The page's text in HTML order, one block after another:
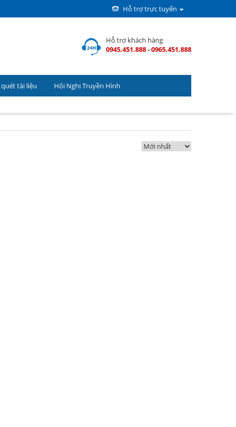
Hỗ trợ trực tuyến
Hỗ trợ khách hàng
0945.451.888 - 0965.451.888
tài liệu Hội Nghị Truyền Hình